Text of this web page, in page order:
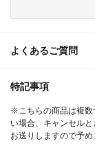
よくあるご質問
特記事項
※こちらの商品は複数
い場合、キャンセル
お送りしますので予め